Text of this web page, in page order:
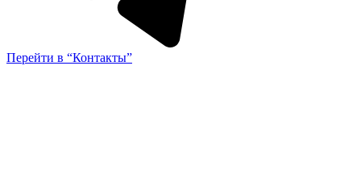
Перейти в “Контакты”